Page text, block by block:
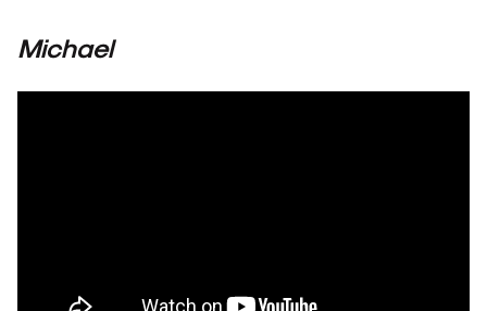
Michael